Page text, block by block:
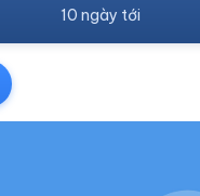
10 ngày tới